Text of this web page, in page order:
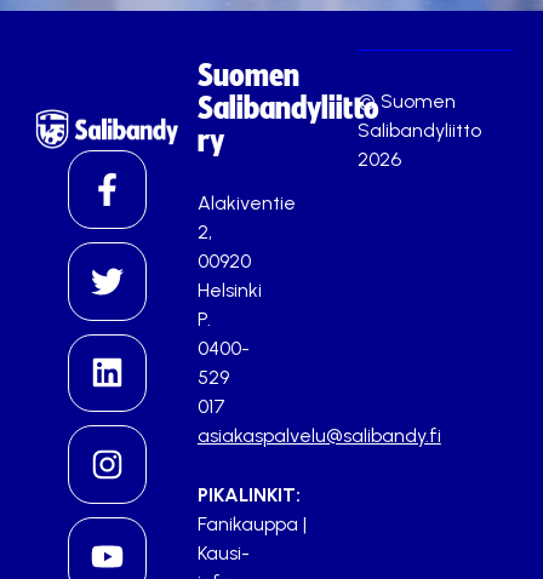
Suomen
Salibandyliitto
ry
Alakiventie
2,
00920
Helsinki
P.
0400-
529
017
asiakaspalvelu@salibandy.fi
PIKALINKIT:
Fanikauppa |
Kausi-
© Suomen
Salibandyliitto
2026